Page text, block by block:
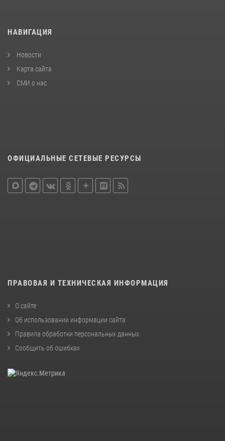
НАВИГАЦИЯ
Новости
Карта сайта
СМИ о нас
ОФИЦИАЛЬНЫЕ СЕТЕВЫЕ РЕСУРСЫ
ПРАВОВАЯ И ТЕХНИЧЕСКАЯ ИНФОРМАЦИЯ
О сайте
Об использовании информации сайта
Правила обработки персональных данных
Сообщить об ошибках